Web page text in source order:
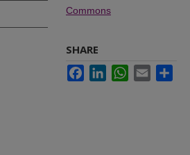
Commons
SHARE
FacebookLinkedInWhatsApp
Email